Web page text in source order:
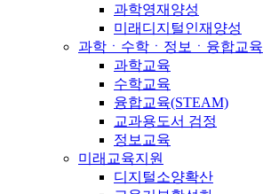
과학영재양성
미래디지털인재양성
과학ㆍ수학ㆍ정보ㆍ융합교육
과학교육
수학교육
융합교육(STEAM)
교과용도서 검정
정보교육
미래교육지원
디지털소양확산